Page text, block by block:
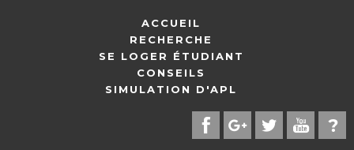
ACCUEIL
RECHERCHE
SE LOGER ÉTUDIANT
CONSEILS
SIMULATION D'APL